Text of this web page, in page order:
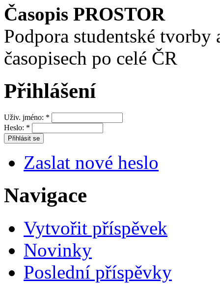
Časopis PROSTOR
Podpora studentské
časopisech po celé ČR
Přihlášení
Uživ. jméno: *
Heslo: *
Zaslat nové heslo
Navigace
Vytvořit příspěvek
Novinky
Poslední příspěvky